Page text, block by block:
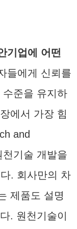
기업에 어떤
들에게 신뢰를
준을 유지하
에서 가장 힘
and
기술 개발을
. 회사만의 차
제품도 설명
. 원천기술이